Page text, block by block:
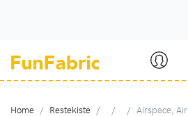
Home Restekiste Airspace,